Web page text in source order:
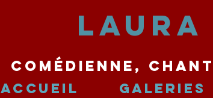
LAURA
comédienne,
Accueil Galeries